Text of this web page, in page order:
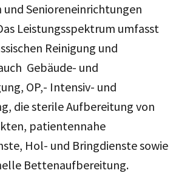
und Senioreneinrichtungen
Leistungsspektrum umfasst
Reinigung und
Gebäude- und
OP,- Intensiv- und
die sterile Aufbereitung von
patientennahe
Hol- und Bringdienste sowie
Bettenaufbereitung.